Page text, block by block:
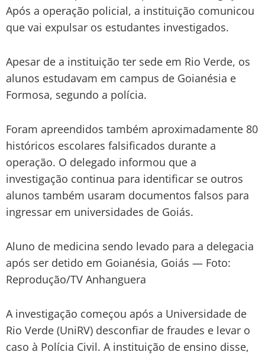
Após a operação policial, a instituição comunicou
que vai expulsar os estudantes investigados.
Apesar de a instituição ter sede em Rio Verde, os
alunos estudavam em campus de Goianésia e
Formosa, segundo a polícia.
Foram apreendidos também aproximadamente 80
históricos escolares falsificados durante a
operação. O delegado informou que a
investigação continua para identificar se outros
alunos também usaram documentos falsos para
ingressar em universidades de Goiás.
Aluno de medicina sendo levado para a delegacia
após ser detido em Goianésia, Goiás — Foto:
Reprodução/TV Anhanguera
A investigação começou após a Universidade de
Rio Verde (UniRV) desconfiar de fraudes e levar o
caso à Polícia Civil. A instituição de ensino disse,